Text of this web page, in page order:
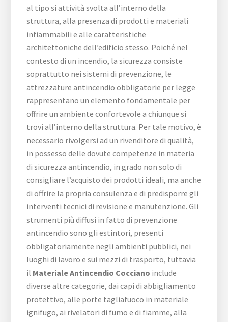
al tipo si attività svolta all’interno della
struttura, alla presenza di prodotti e materiali
infiammabili e alle caratteristiche
architettoniche dell’edificio stesso. Poiché nel
contesto di un incendio, la sicurezza consiste
soprattutto nei sistemi di prevenzione, le
attrezzature antincendio obbligatorie per legge
rappresentano un elemento fondamentale per
offrire un ambiente confortevole a chiunque si
trovi all’interno della struttura. Per tale motivo, è
necessario rivolgersi ad un rivenditore di qualità,
in possesso delle dovute competenze in materia
di sicurezza antincendio, in grado non solo di
consigliare l’acquisto dei prodotti ideali, ma anche
di offrire la propria consulenza e di predisporre gli
interventi tecnici di revisione e manutenzione. Gli
strumenti più diffusi in fatto di prevenzione
antincendio sono gli estintori, presenti
obbligatoriamente negli ambienti pubblici, nei
luoghi di lavoro e sui mezzi di trasporto, tuttavia
il Materiale Antincendio Cocciano include
diverse altre categorie, dai capi di abbigliamento
protettivo, alle porte tagliafuoco in materiale
ignifugo, ai rivelatori di fumo e di fiamme, alla